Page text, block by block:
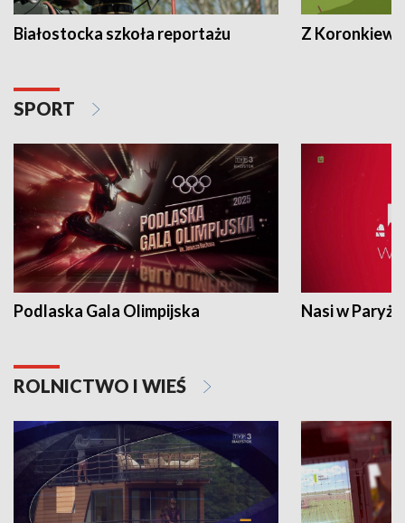
Białostocka szkoła reportażu Z
SPORT
Podlaska Gala Olimpijska Nasi w Paryżu
ROLNICTWO I WIEŚ